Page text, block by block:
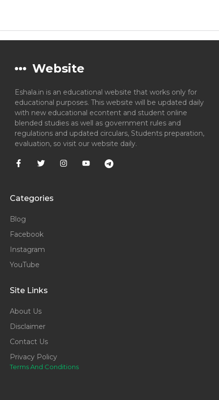
Website
Eshala.in is an educational website that works only for
educational purposes. This website will be updated daily
with new educational econtent and student online
blended studies as well as government rules and
regulations and updated circulars, Students preparation,
evaluation, so visit our website daily.
Categories
Blog
Facebook
Instagram
YouTube
Site Links
About Us
Disclaimer
Contact Us
Privacy Policy
Terms And Conditions